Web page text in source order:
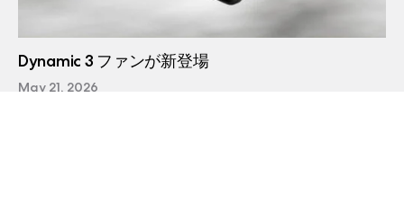
Dynamic 3 ファンが新登場
May 21, 2026